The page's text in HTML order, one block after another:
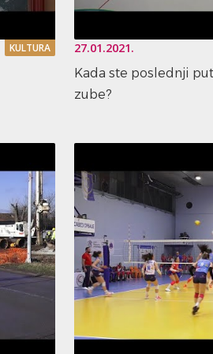
KULTURA 27.01.2021.
Kada ste poslednji
zube?